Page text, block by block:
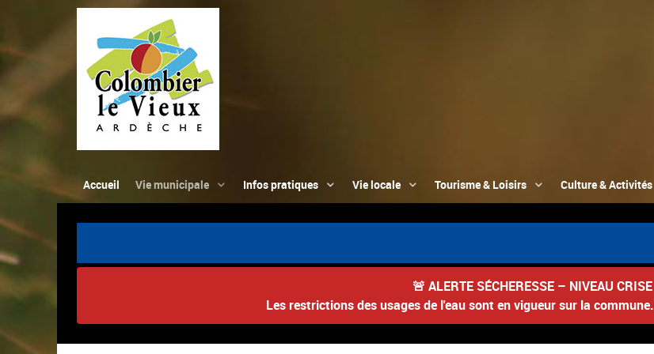
Accueil Vie municipale Infos pratiques Vie locale Tourisme & Loisirs Culture & Activités
🚨 ALERTE SÉCHERESSE – NIVEAU CRISE
Les restrictions des usages de l'eau sont en vigueur sur la commune.